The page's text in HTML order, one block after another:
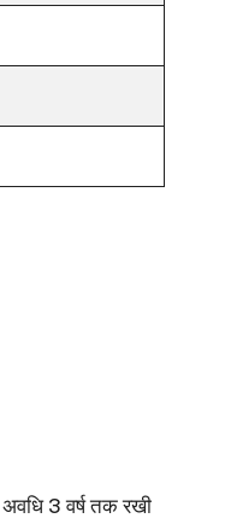
3 वर्ष तक रखी